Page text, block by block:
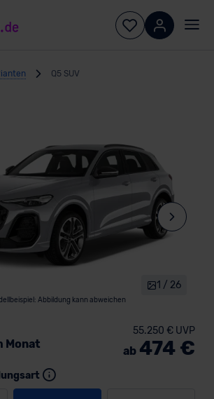
Q5 SUV
Abbildung kann abweichen
1 / 26
Monat
55.250 € UVP
ab 474 €